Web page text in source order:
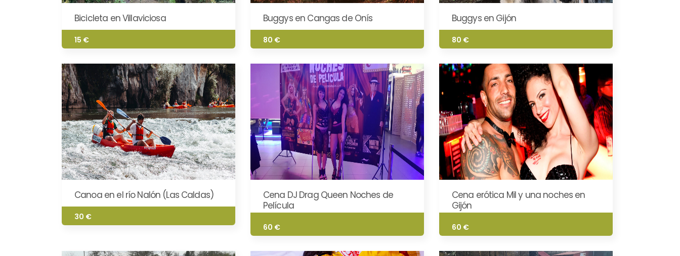
Bicicleta en Villaviciosa
15 €
Buggys en Cangas de Onís
80 €
Buggys en Gijón
80 €
Canoa en el río Nalón (Las Caldas)
30 €
Cena DJ Drag Queen Noches de
Película
60 €
Cena erótica Mil y una noches en
Gijón
60 €